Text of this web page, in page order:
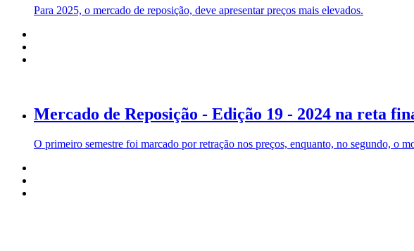
Para 2025, o mercado de reposição, deve apresentar preços mais elevados.
Mercado de Reposição - Edição 19 - 2024 na reta
O primeiro semestre foi marcado por retração nos preços, enquanto, no segundo, o